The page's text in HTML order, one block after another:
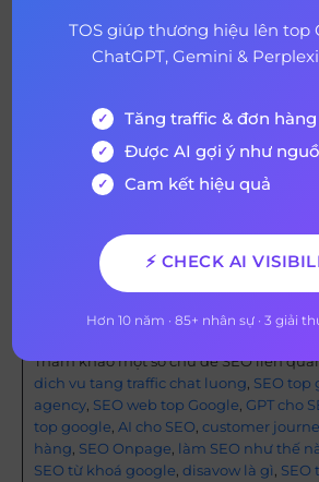
Xem thêm:Chiến lược Marketing là gì?
lược hiệu quả kèm Ví dụ
Lời kết
Như vậy, Mobile Friendly là một thuật
nhiều cho sự tương thích giữa website
giúp doanh nghiệp cải thiện trang web
người dùng nhiều website đáng tin cậy
Tham khảo một số chủ đề SEO liên
dich vu tang traffic chat luong SEO top
agency SEO web top Google GPT cho
top google AI cho SEO customer
hàng SEO Onpage làm SEO như thế
SEO từ khoá google disavow là gì SEO
TOS giúp thương hiệu lên top
ChatGPT, Gemini &
Tăng traffic & đơn
Được AI gợi ý như
Cam kết hiệu quả
⚡ CHECK AI
Hơn 10 năm · 85+ nhân sự · 3 giải